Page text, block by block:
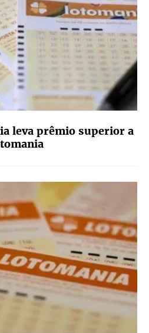
leva prêmio superior a